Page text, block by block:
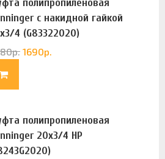
полипропиленовая
с накидной гайкой
4 (G83322020)
р. 1690р.
полипропиленовая
20х3/4 НР